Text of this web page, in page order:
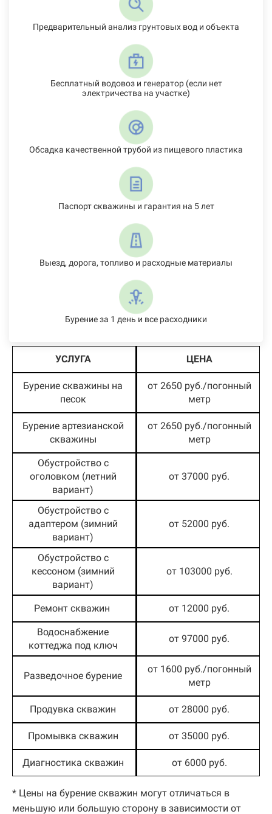
Предварительный анализ грунтовых вод и объекта
Бесплатный водовоз и генератор (если нет
электричества на участке)
Обсадка качественной трубой из пищевого пластика
Паспорт скважины и гарантия на 5 лет
Выезд, дорога, топливо и расходные материалы
Бурение за 1 день и все расходники
УСЛУГА ЦЕНА
Бурение скважины на
песок
от 2650 руб./погонный
метр
Бурение артезианской
скважины
от 2650 руб./погонный
метр
Обустройство с
оголовком (летний
вариант)
от 37000 руб.
Обустройство с
адаптером (зимний
вариант)
от 52000 руб.
Обустройство с
кессоном (зимний
вариант)
от 103000 руб.
Ремонт скважин от 12000 руб.
Водоснабжение
коттеджа под ключ
от 97000 руб.
Разведочное бурение
от 1600 руб./погонный
метр
Продувка скважин от 28000 руб.
Промывка скважин от 35000 руб.
Диагностика скважин от 6000 руб.
* Цены на бурение скважин могут отличаться в
меньшую или большую сторону в зависимости от